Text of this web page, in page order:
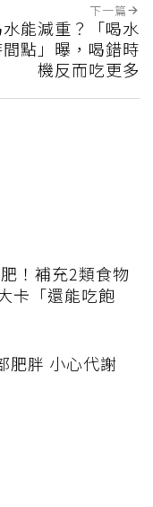
下一篇
能減重？「喝水
點」曝，喝錯時
機反而吃更多
！補充2類食物
卡「還能吃飽
肥胖 小心代謝